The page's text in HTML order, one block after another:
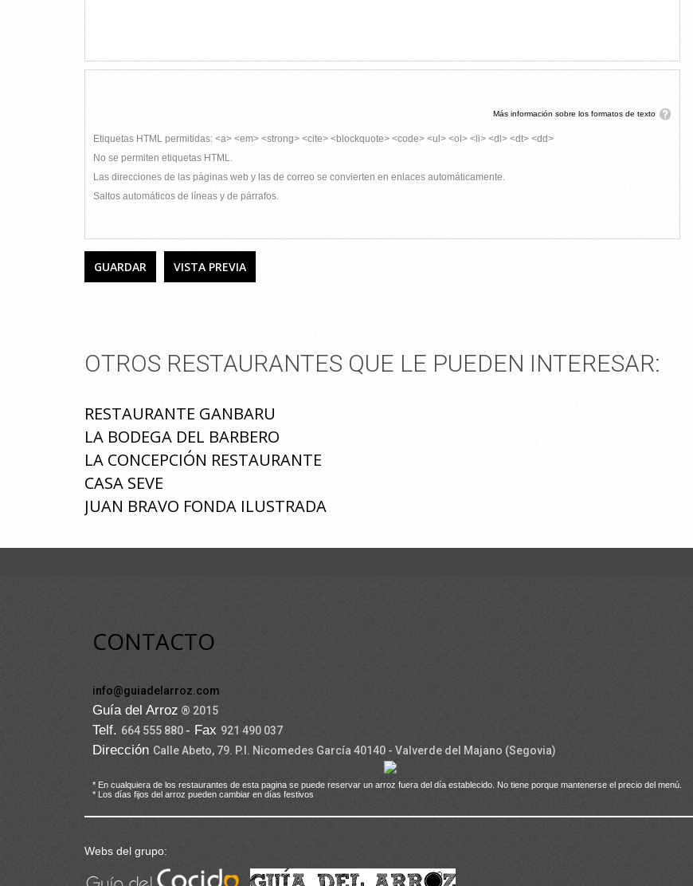
Más información sobre los formatos de texto
Etiquetas HTML permitidas: <a> <em> <strong> <cite> <blockquote> <code> <ul> <ol> <li> <dl> <dt> <dd>
No se permiten etiquetas HTML.
Las direcciones de las páginas web y las de correo se convierten en enlaces automáticamente.
Saltos automáticos de líneas y de párrafos.
OTROS RESTAURANTES QUE LE PUEDEN INTERESAR:
RESTAURANTE GANBARU
LA BODEGA DEL BARBERO
LA CONCEPCIÓN RESTAURANTE
CASA SEVE
JUAN BRAVO FONDA ILUSTRADA
CONTACTO
info@guiadelarroz.com
Guía del Arroz ® 2015
Telf. 664 555 880- Fax 921 490 037
Dirección Calle Abeto, 79. P.I. Nicomedes García 40140 - Valverde del Majano (Segovia)
* En cualquiera de los restaurantes de esta pagina se puede reservar un arroz fuera del día establecido. No tiene porque mantenerse el precio del menú.
* Los días fijos del arroz pueden cambiar en días festivos
Webs del grupo: